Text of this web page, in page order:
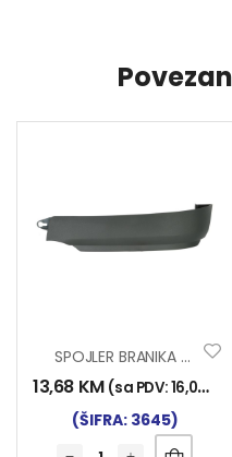
SPOJLER BRANIKA MAN TGX TKZ. GOLUB LIJ.
13,68 KM (sa PDV:16,00
(ŠIFRA: 3645)